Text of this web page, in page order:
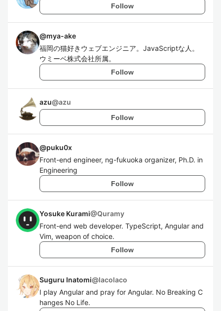
Follow
@mya-ake
福岡の猫好きウェブエンジニア。JavaScriptな人。
ウミーベ株式会社所属。
Follow
azu@azu
Follow
@puku0x
Front-end engineer, ng-fukuoka organizer, Ph.D. in
Engineering
Follow
Yosuke Kurami@Quramy
Front-end web developer. TypeScript, Angular and
Vim, weapon of choice.
Follow
Suguru Inatomi@lacolaco
I play Angular and pray for Angular. No Breaking C
hanges No Life.